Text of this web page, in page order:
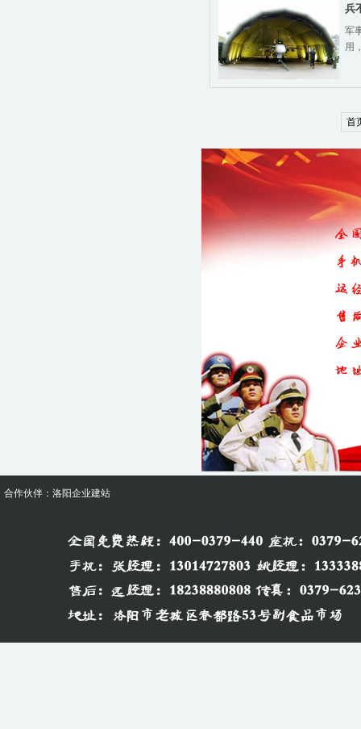
兵
军
用
首
合作伙伴： 洛阳企业建站